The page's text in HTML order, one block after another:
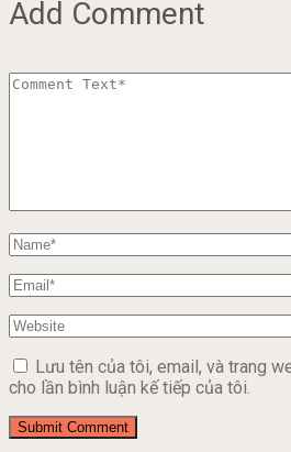
Add Comment
Lưu tên của tôi, email, và trang
cho lần bình luận kế tiếp của tôi.